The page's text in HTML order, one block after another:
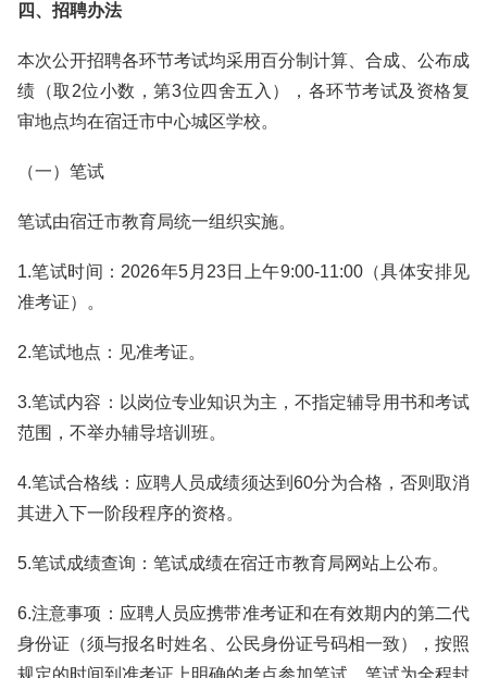
四、招聘办法
本次公开招聘各环节考试均采用百分制计算、合成、公布成
绩（取2位小数，第3位四舍五入），各环节考试及资格复
审地点均在宿迁市中心城区学校。
（一）笔试
笔试由宿迁市教育局统一组织实施。
1.笔试时间：2026年5月23日上午9:00-11:00（具体安排见
准考证）。
2.笔试地点：见准考证。
3.笔试内容：以岗位专业知识为主，不指定辅导用书和考试
范围，不举办辅导培训班。
4.笔试合格线：应聘人员成绩须达到60分为合格，否则取消
其进入下一阶段程序的资格。
5.笔试成绩查询：笔试成绩在宿迁市教育局网站上公布。
6.注意事项：应聘人员应携带准考证和在有效期内的第二代
身份证（须与报名时姓名、公民身份证号码相一致），按照
规定的时间到准考证上明确的考点参加笔试。笔试为全程封